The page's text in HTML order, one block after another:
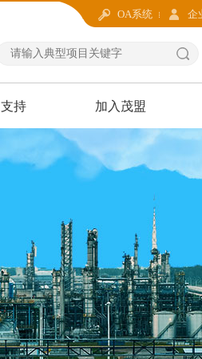
OA系统 企
持 加入茂盟